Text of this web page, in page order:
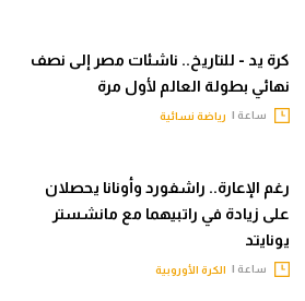
كرة يد - للتاريخ.. ناشئات مصر إلى نصف
نهائي بطولة العالم لأول مرة
ساعة | رياضة نسائية
رغم الإعارة.. راشفورد وأونانا يحصلان
على زيادة في راتبيهما مع مانشستر
يونايتد
ساعة | الكرة الأوروبية